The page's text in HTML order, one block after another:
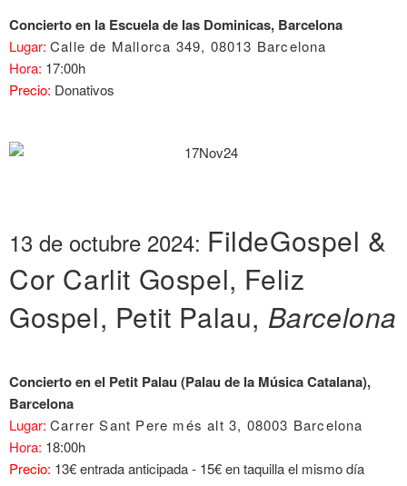
Concierto en la Escuela de las Dominicas, Barcelona
Lugar: Calle de Mallorca 349, 08013 Barcelona
Hora: 17:00h
Precio: Donativos
13 de octubre 2024: FildeGospel &
Cor Carlit Gospel, Feliz
Gospel, Petit Palau, Barcelona
Concierto en el Petit Palau (Palau de la Música Catalana),
Barcelona
Lugar: Carrer Sant Pere més alt 3, 08003 Barcelona
Hora: 18:00h
Precio: 13€ entrada anticipada - 15€ en taquilla el mismo día